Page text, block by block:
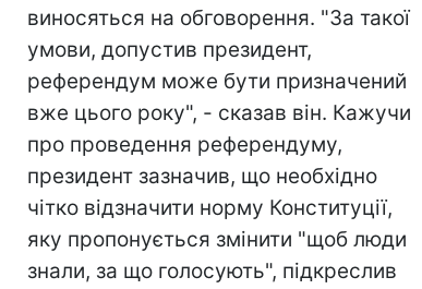
виносяться на обговорення. "За такої
умови, допустив президент,
референдум може бути призначений
вже цього року", - сказав він. Кажучи
про проведення референдуму,
президент зазначив, що необхідно
чітко відзначити норму Конституції,
яку пропонується змінити "щоб люди
знали, за що голосують", підкреслив